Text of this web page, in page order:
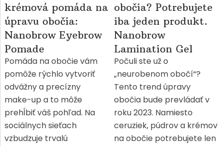
krémová pomáda na
úpravu obočia:
Nanobrow Eyebrow
Pomade
Pomáda na obočie vám
pomôže rýchlo vytvoriť
odvážny a precízny
make-up a to môže
prehĺbiť váš pohľad. Na
sociálnych sieťach
vzbudzuje trvalú
obočia? Potrebujete
iba jeden produkt.
Nanobrow
Lamination Gel
Počuli ste už o
„neurobenom obočí“?
Tento trend úpravy
obočia bude prevládať v
roku 2023. Namiesto
ceruziek, púdrov a krémov
na obočie potrebujete len